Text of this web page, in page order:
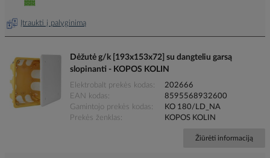
Įtraukti į palyginimą
Dėžutė g/k [193x153x72] su dangteliu garsą
slopinanti - KOPOS KOLIN
Elektrobalt prekės kodas
202666
EAN kodas
8595568932600
Gamintojo prekės kodas
KO 180/LD_NA
Prekės ženklas
KOPOS KOLIN
Žiūrėti informaciją